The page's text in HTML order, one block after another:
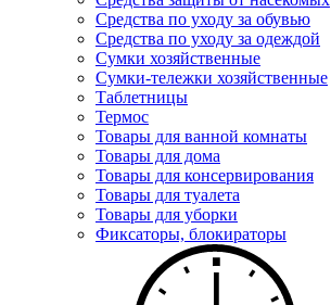
Средства по уходу за обувью
Средства по уходу за одеждой
Сумки хозяйственные
Сумки-тележки хозяйственные
Таблетницы
Термос
Товары для ванной комнаты
Товары для дома
Товары для консервирования
Товары для туалета
Товары для уборки
Фиксаторы, блокираторы